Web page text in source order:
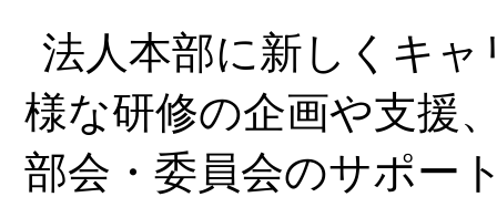
法人本部に新しくキ
様な研修の企画や支援
部会・委員会のサポー